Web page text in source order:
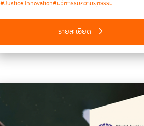
ว่า การวิเคราะห์ประสบการณ์ (Journey Maps) และการส
Personas เพื่อนำมาใช้เป็นเครื่องมือในการสร้างบทสน
และกระตุ้นให้เกิดความตระหนักร่วมในจุดเจ็บปวดที่สังคม
โดยจะครอบคลุมทั้งตัวแสดงสำคัญในฐานะผู้ให้บริการ
(Service Providers) ในระบบและกระบวนการยุติธรรม
การวิเคราะห์เชิงกฎหมายและเชิงสถาบัน (Legal-
#Justice Innovation#นวัตกรรมความยุติธรรม
รายละเอียด